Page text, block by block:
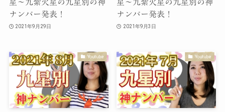
星〜九紫火星の九星別の神
ナンバー発表！
2021年9月29日
星〜九紫火星の九星別の神
ナンバー発表！
2021年9月3日
Youtube Youtube